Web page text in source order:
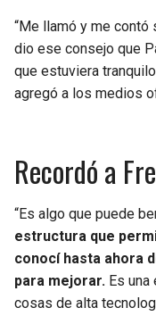
“Me llamó y me contó
dio ese consejo que
que estuviera
agregó a los medios
Recordó a
“Es algo que puede
estructura que
conocí hasta ahora
para mejorar. Es
cosas de alta